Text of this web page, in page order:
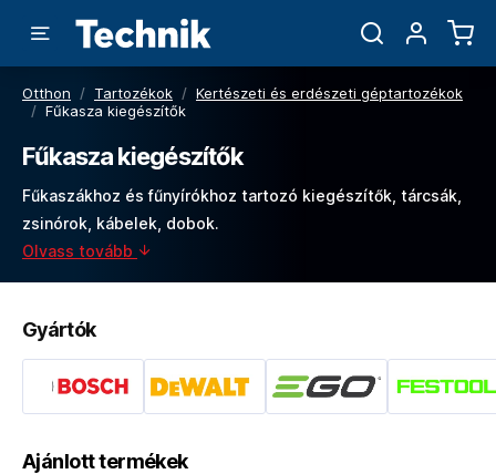
Otthon / Tartozékok / Kertészeti és erdészeti géptartozékok
/ Fűkasza kiegészítők
Fűkasza kiegészítők
Fűkaszákhoz és fűnyírókhoz tartozó kiegészítők, tárcsák,
zsinórok, kábelek, dobok.
Olvass tovább
Gyártók
Ajánlott termékek